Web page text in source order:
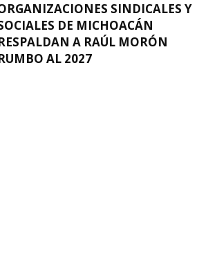
SINDICALES Y
DE MICHOACÁN
A RAÚL MORÓN
AL 2027